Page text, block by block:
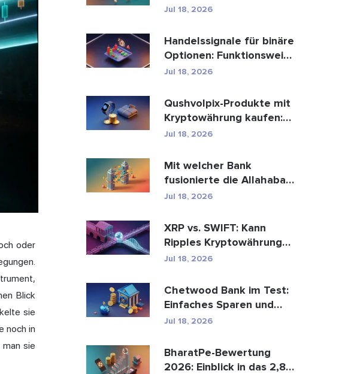
oder
Blick
sie
noch in
sie
Contract-
Jul 18, 2026
Handelssignale für binäre
Optionen: Funktionsweise
und Risiken
Jul 18, 2026
Qushvolpix-Produkte mit
Kryptowährung kaufen:
Bitcoin, Zahlungen ...
Jul 18, 2026
Mit welcher Bank
fusionierte die Allahabad
Bank? Die ganze
Jul 18, 2026
XRP vs. SWIFT: Kann
Ripples Kryptowährung
den globalen
Jul 18, 2026
Chetwood Bank im Test:
Einfaches Sparen und
sicheres Banking
Jul 18, 2026
BharatPe-Bewertung
2026: Einblick in das 2,85